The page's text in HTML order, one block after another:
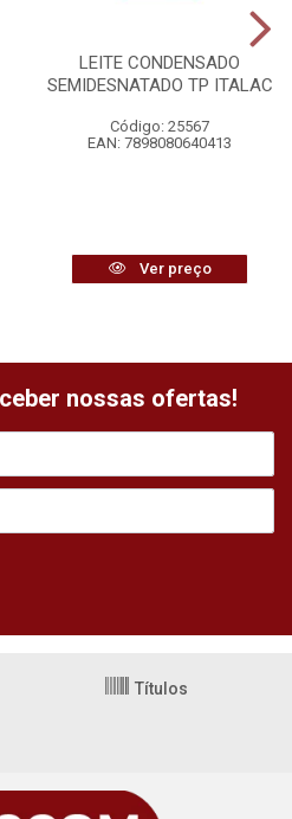
LEITE CONDENSADO
SEMIDESNATADO TP ITALAC
Código: 25567
EAN: 7898080640413
Ver preço
nossas ofertas!
Títulos